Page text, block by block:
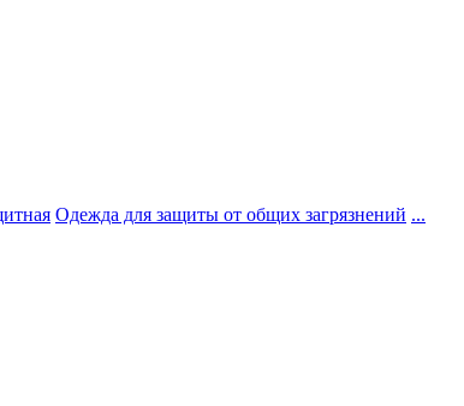
Одежда для защиты от общих загрязнений ...